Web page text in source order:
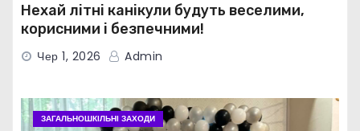
Нехай літні канікули будуть веселими,
корисними і безпечними!
Чер 1, 2026 Admin
ЗАГАЛЬНОШКІЛЬНІ ЗАХОДИ